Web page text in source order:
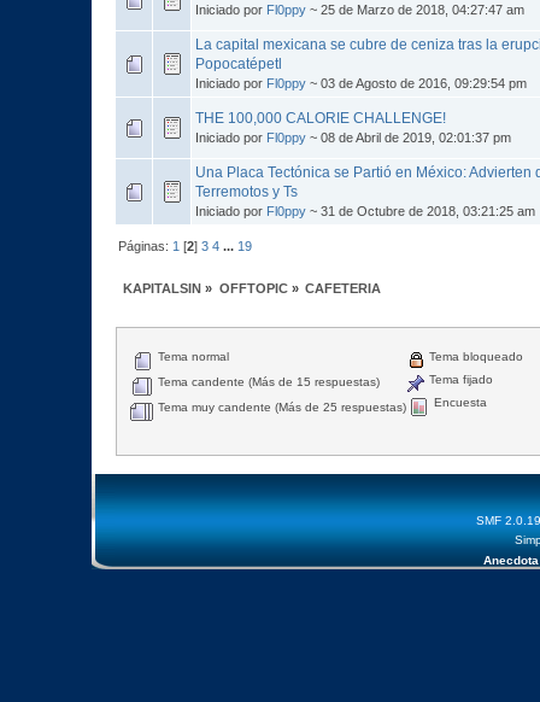
Iniciado por Fl0ppy ~ 25 de Marzo de 2018, 04:27:47 am
La capital mexicana se cubre de ceniza tras la
Popocatépetl
Iniciado por Fl0ppy ~ 03 de Agosto de 2016, 09:29:54 pm
THE 100,000 CALORIE CHALLENGE!
Iniciado por Fl0ppy ~ 08 de Abril de 2019, 02:01:37 pm
Una Placa Tectónica se Partió en México: Advierten
Terremotos y Ts
Iniciado por Fl0ppy ~ 31 de Octubre de 2018, 03:21:25 am
Páginas: 1 [2]3 4 ... 19
KAPITALSIN » OFFTOPIC» CAFETERIA
Tema normal
Tema candente (Más de 15 respuestas)
Tema muy candente (Más de 25 respuestas)
Tema bloqueado
Tema fijado
Encuesta
SMF 2.0.19
Anecdota